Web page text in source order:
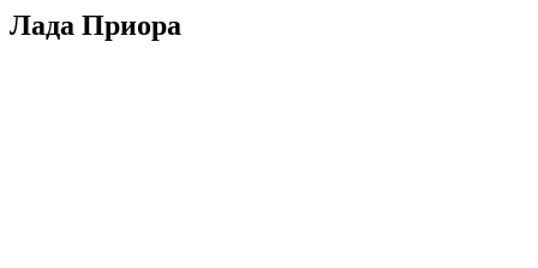
Лада Приора